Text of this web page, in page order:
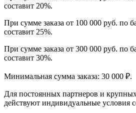
составит 20%.
При сумме заказа от 100 000 руб. по
составит 25%.
При сумме заказа от 300 000 руб. по
составит 30%.
Минимальная сумма заказа: 30 000 ₽.
Для постоянных партнеров и
действуют индивидуальные условия